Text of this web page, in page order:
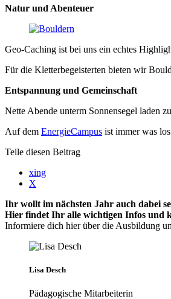
Natur und Abenteuer
Geo-Caching ist bei uns ein echtes
Für die Kletterbegeisterten bieten wir
Entspannung und Gemeinschaft
Nette Abende unterm Sonnensegel laden
Auf dem EnergieCampus ist immer was
Teile diesen Beitrag
xing
X
Ihr wollt im nächsten Jahr auch dabei
Hier findet Ihr alle wichtigen Infos und
Informiere dich hier über die Ausbildung
Lisa Desch
Pädagogische Mitarbeiterin